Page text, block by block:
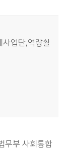
업단,역량활
무부 사회통합